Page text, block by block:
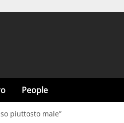
People
piuttosto male”